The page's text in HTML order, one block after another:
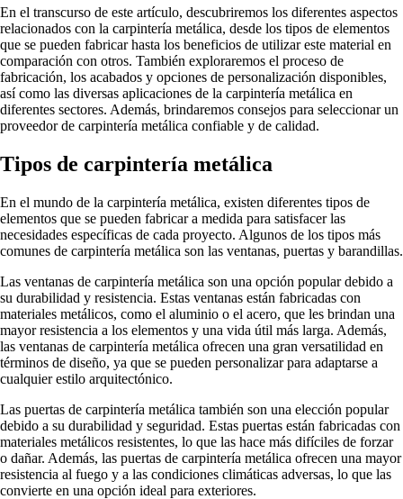
En el transcurso de este artículo, descubriremos los diferentes aspectos
relacionados con la carpintería metálica, desde los tipos de elementos
que se pueden fabricar hasta los beneficios de utilizar este material en
comparación con otros. También exploraremos el proceso de
fabricación, los acabados y opciones de personalización disponibles,
así como las diversas aplicaciones de la carpintería metálica en
diferentes sectores. Además, brindaremos consejos para seleccionar un
proveedor de carpintería metálica confiable y de calidad.
Tipos de carpintería metálica
En el mundo de la carpintería metálica, existen diferentes tipos de
elementos que se pueden fabricar a medida para satisfacer las
necesidades específicas de cada proyecto. Algunos de los tipos más
comunes de carpintería metálica son las ventanas, puertas y barandillas.
Las ventanas de carpintería metálica son una opción popular debido a
su durabilidad y resistencia. Estas ventanas están fabricadas con
materiales metálicos, como el aluminio o el acero, que les brindan una
mayor resistencia a los elementos y una vida útil más larga. Además,
las ventanas de carpintería metálica ofrecen una gran versatilidad en
términos de diseño, ya que se pueden personalizar para adaptarse a
cualquier estilo arquitectónico.
Las puertas de carpintería metálica también son una elección popular
debido a su durabilidad y seguridad. Estas puertas están fabricadas con
materiales metálicos resistentes, lo que las hace más difíciles de forzar
o dañar. Además, las puertas de carpintería metálica ofrecen una mayor
resistencia al fuego y a las condiciones climáticas adversas, lo que las
convierte en una opción ideal para exteriores.